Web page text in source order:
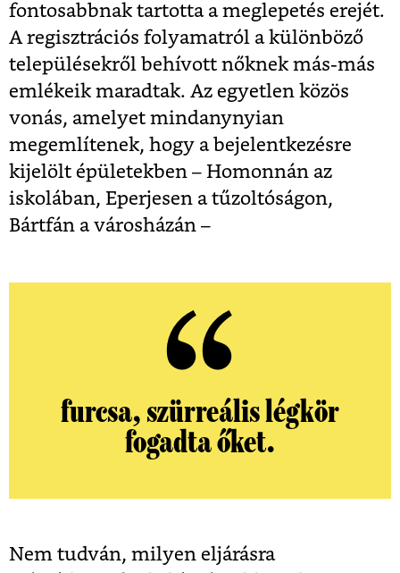
fontosabbnak tartotta a meglepetés erejét.
A regisztrációs folyamatról a különböző
településekről behívott nőknek más-más
emlékeik maradtak. Az egyetlen közös
vonás, amelyet mindanynyian
megemlítenek, hogy a bejelentkezésre
kijelölt épületekben – Homonnán az
iskolában, Eperjesen a tűzoltóságon,
Bártfán a városházán –
furcsa, szürreális légkör
fogadta őket.
Nem tudván, milyen eljárásra